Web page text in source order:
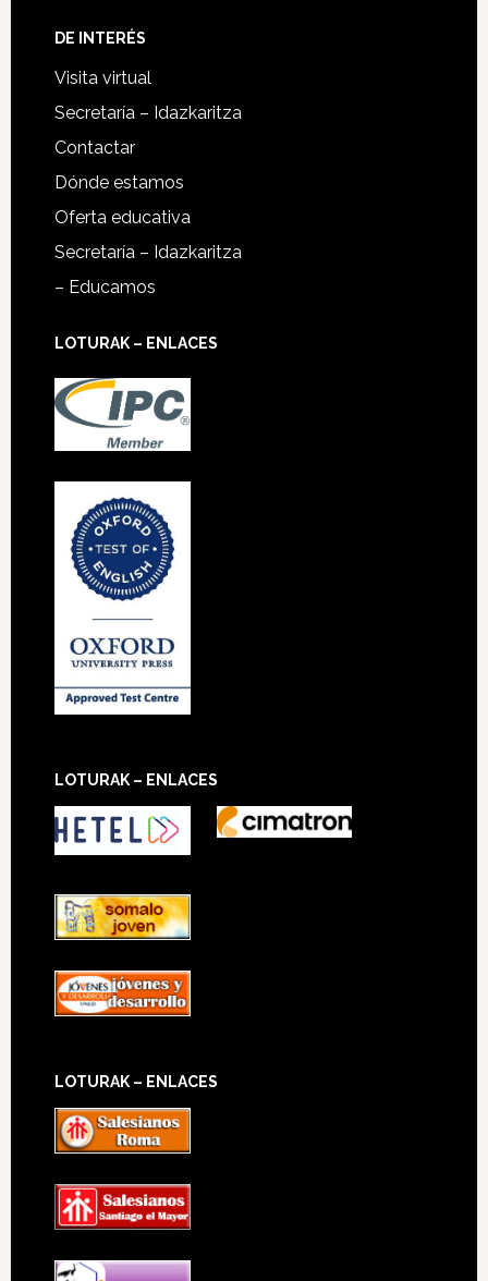
DE INTERÉS
Visita virtual
Secretaría – Idazkaritza
Contactar
Dónde estamos
Oferta educativa
Secretaría – Idazkaritza
– Educamos
LOTURAK – ENLACES
LOTURAK – ENLACES
LOTURAK – ENLACES